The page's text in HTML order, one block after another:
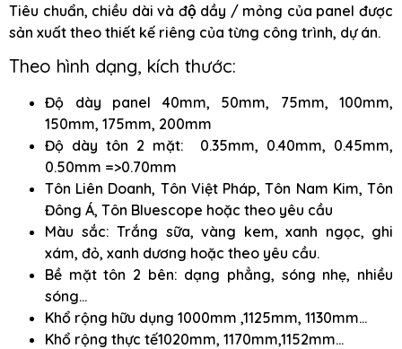
Tiêu chuẩn, chiều dài và độ dầy / mỏng của panel được
sản xuất theo thiết kế riêng của từng công trình, dự án.
Theo hình dạng, kích thước:
Độ dày panel 40mm, 50mm, 75mm, 100mm,
150mm, 175mm, 200mm
Độ dày tôn 2 mặt: 0.35mm, 0.40mm, 0.45mm,
0.50mm =>0.70mm
Tôn Liên Doanh, Tôn Việt Pháp, Tôn Nam Kim, Tôn
Đông Á, Tôn Bluescope hoặc theo yêu cầu
Màu sắc: Trắng sữa, vàng kem, xanh ngọc, ghi
xám, đỏ, xanh dương hoặc theo yêu cầu.
Bề mặt tôn 2 bên: dạng phẳng, sóng nhẹ, nhiều
sóng…
Khổ rộng hữu dụng 1000mm ,1125mm, 1130mm…
Khổ rộng thực tế1020mm, 1170mm,1152mm…